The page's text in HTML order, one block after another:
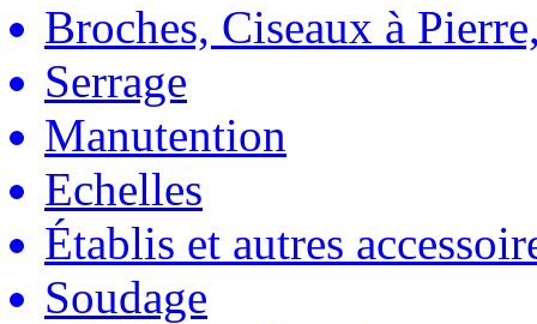
Broches, Ciseaux à
Serrage
Manutention
Echelles
Établis et autres
Soudage